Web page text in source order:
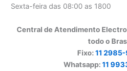
Sexta-feira das 08:00 as 1800
Central de Atendimento
todo o
Fixo:11 2985-
Whatsapp:11